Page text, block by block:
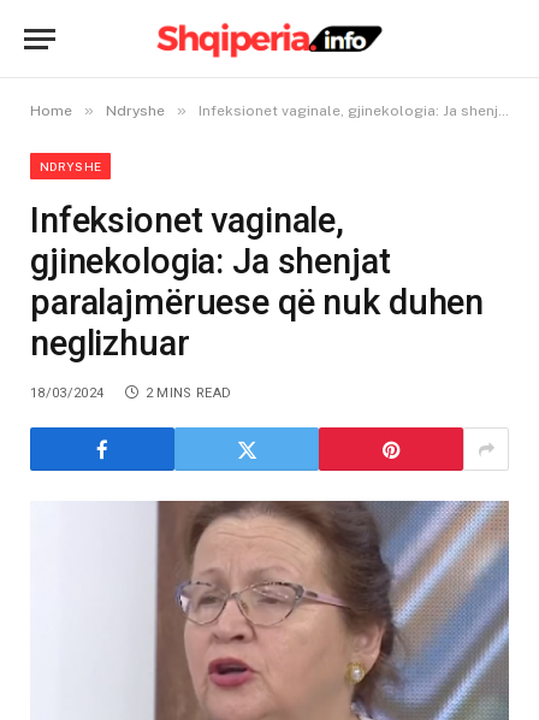
Home » Ndryshe » Infeksionet vaginale, gjinekologia: Ja shenjat paralajmëruese që nuk duhen neglizhuar
NDRYSHE
Infeksionet vaginale,
gjinekologia: Ja shenjat
paralajmëruese që nuk duhen
neglizhuar
18/03/2024 2 MINS READ